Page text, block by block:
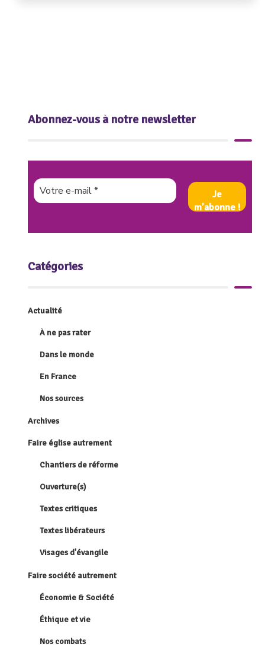
Abonnez-vous à notre newsletter
Catégories
Actualité
À ne pas rater
Dans le monde
En France
Nos sources
Archives
Faire église autrement
Chantiers de réforme
Ouverture(s)
Textes critiques
Textes libérateurs
Visages d'évangile
Faire société autrement
Économie & Société
Éthique et vie
Nos combats